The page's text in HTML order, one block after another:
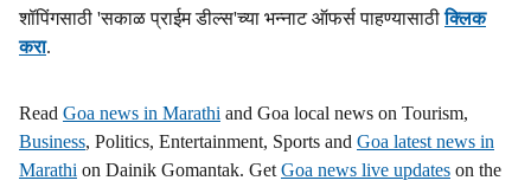
शॉपिंगसाठी 'सकाळ प्राईम डील्स'च्या भन्नाट ऑफर्स पाहण्यासाठीक्लिक
करा.
Read Goa news in Marathi and Goa local news on Tourism,
Business, Politics, Entertainment, Sports and Goa latest news in
Marathi on Dainik Gomantak. Get Goa news live updates on the